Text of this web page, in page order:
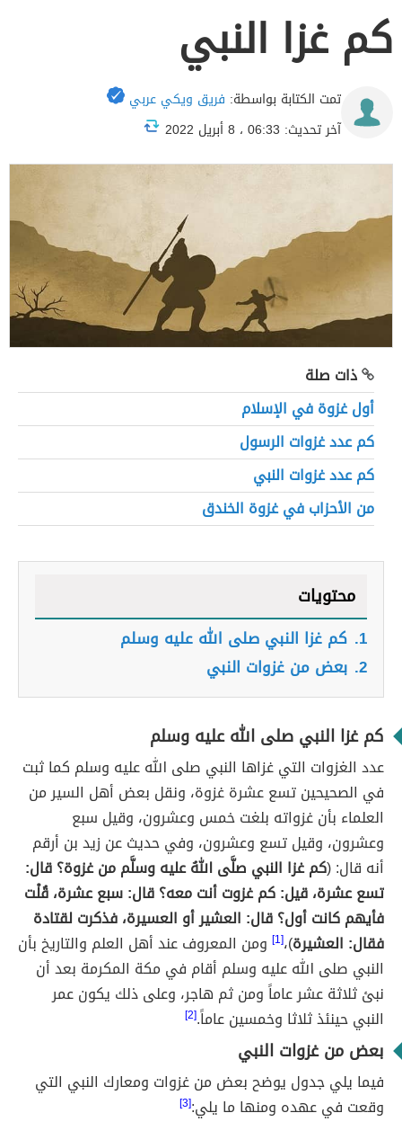
كم غزا النبي
تمت الكتابة بواسطة: فريق ويكي عربي
آخر تحديث: 06:33 ، 8 أبريل 2022
ذات صلة
أول غزوة في الإسلام
كم عدد غزوات الرسول
كم عدد غزوات النبي
من الأحزاب في غزوة الخندق
محتويات
1. كم غزا النبي صلى الله عليه وسلم
2. بعض من غزوات النبي
كم غزا النبي صلى الله عليه وسلم
عدد الغزوات التي غزاها النبي صلى الله عليه وسلم كما ثبت
في الصحيحين تسع عشرة غزوة، ونقل بعض أهل السير من
العلماء بأن غزواته بلغت خمس وعشرون، وقيل سبع
وعشرون، وقيل تسع وعشرون، وفي حديث عن زيد بن أرقم
أنه قال: (كم غزا النبي صلَّى اللهُ عليه وسلَّم من غزوة؟ قال:
تسع عشرة، قيل: كم غزوت أنت معه؟ قال: سبع عشرة، قُلْت
فأيهم كانت أول؟ قال: العشير أو العسيرة، فذكرت لقتادة
فقال: العشيرة)،[1]
ومن المعروف عند أهل العلم والتاريخ بأن
النبي صلى الله عليه وسلم أقام في مكة المكرمة بعد أن
نبئ ثلاثة عشر عاماً ومن ثم هاجر، وعلى ذلك يكون عمر
النبي حينئذ ثلاثا وخمسين عاماً.[2]
بعض من غزوات النبي
فيما يلي جدول يوضح بعض من غزوات ومعارك النبي التي
وقعت في عهده ومنها ما يلي:[3]